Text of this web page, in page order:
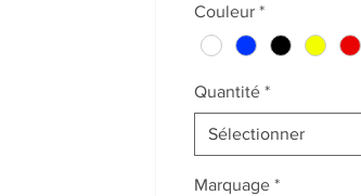
Couleur *
Quantité *
Sélectionner
Marquage *